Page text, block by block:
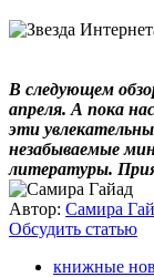
В следующем
апреля. А пока
эти
незабываемые
литературы.
Автор: Самира
Обсудить статью
книжные